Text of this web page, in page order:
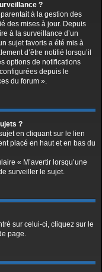
?
à la gestion des
des mises à jour. Depuis
à la surveillance d’un
sujet favoris a été mis à
d’être notifié lorsqu’il
options de notifications
depuis le
du forum ».
?
en cliquant sur le lien
placé en haut et en bas du
« M’avertir lorsqu’une
surveiller le sujet.
sur celui-ci, cliquez sur le
page.